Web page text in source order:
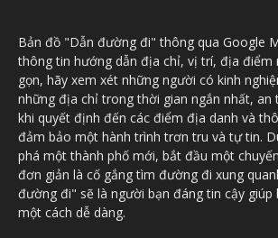
Bản đồ "Dẫn đường đi" thông qua Google
thông tin hướng dẫn địa chỉ, vị trí, địa điểm
gọn, hãy xem xét những người có kinh
những địa chỉ trong thời gian ngắn nhất,
khi quyết định đến các điểm địa danh và
đảm bảo một hành trình trơn tru và tự tin.
phá một thành phố mới, bắt đầu một
đơn giản là cố gắng tìm đường đi xung
đường đi" sẽ là người bạn đáng tin cậy giúp
một cách dễ dàng.